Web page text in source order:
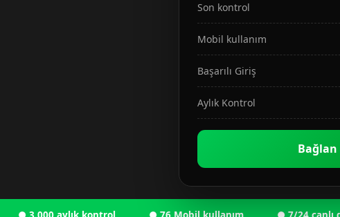
Son kontrol
Mobil kullanım
Başarılı Giriş
Aylık Kontrol
Bağlan